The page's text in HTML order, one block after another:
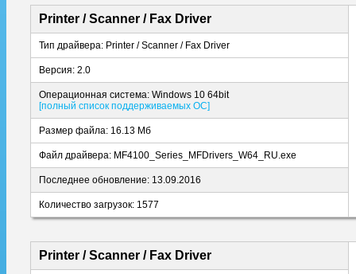
Printer / Scanner / Fax Driver
Тип драйвера: Printer / Scanner / Fax Driver
Версия: 2.0
Операционная система: Windows 10 64bit
[полный список поддерживаемых ОС]
Размер файла: 16.13 Мб
Файл драйвера: MF4100_Series_MFDrivers_W64_RU.exe
Последнее обновление: 13.09.2016
Количество загрузок: 1577
Printer / Scanner / Fax Driver